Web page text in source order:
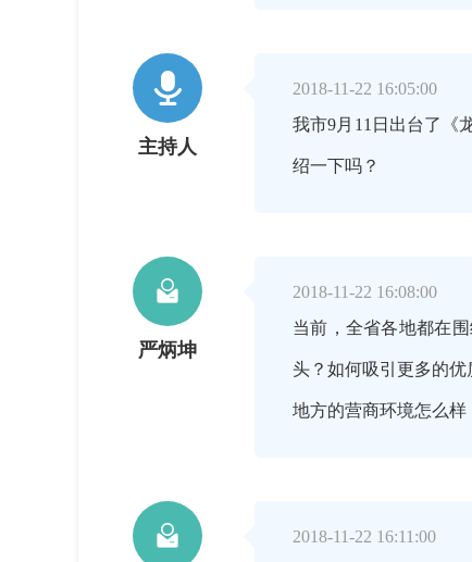

主持人
2018-11-22 16:05:00
我市9月11日出台了《
绍一下吗？

严炳坤
2018-11-22 16:08:00
当前，全省各地都在
头？如何吸引更多的
地方的营商环境怎么样

2018-11-22 16:11:00